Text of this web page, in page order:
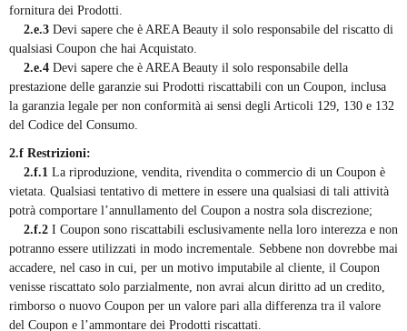
fornitura dei Prodotti.
2.e.3 Devi sapere che è AREA Beauty il solo responsabile del riscatto di
qualsiasi Coupon che hai Acquistato.
2.e.4 Devi sapere che è AREA Beauty il solo responsabile della
prestazione delle garanzie sui Prodotti riscattabili con un Coupon, inclusa
la garanzia legale per non conformità ai sensi degli Articoli 129, 130 e 132
del Codice del Consumo.
2.f Restrizioni:
2.f.1 La riproduzione, vendita, rivendita o commercio di un Coupon è
vietata. Qualsiasi tentativo di mettere in essere una qualsiasi di tali attività
potrà comportare l’annullamento del Coupon a nostra sola discrezione;
2.f.2 I Coupon sono riscattabili esclusivamente nella loro interezza e non
potranno essere utilizzati in modo incrementale. Sebbene non dovrebbe mai
accadere, nel caso in cui, per un motivo imputabile al cliente, il Coupon
venisse riscattato solo parzialmente, non avrai alcun diritto ad un credito,
rimborso o nuovo Coupon per un valore pari alla differenza tra il valore
del Coupon e l’ammontare dei Prodotti riscattati.